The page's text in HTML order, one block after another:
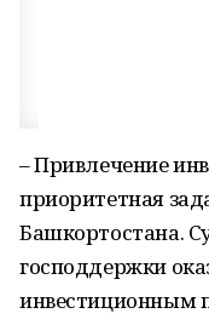
– Привлечение
приоритетная
Башкортостана.
господдержки
инвестиционным